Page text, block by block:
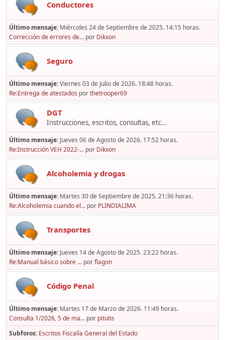
Conductores
Último mensaje: Miércoles 24 de Septiembre de 2025. 14:15 horas.
Corrección de errores de... por Dikxon
Seguro
Último mensaje:Viernes 03 de Julio de 2026. 18:48 horas.
Re:Entrega de atestados porthetrooper69
DGT
Instrucciones, escritos, consultas, etc...
Último mensaje: Jueves 06 de Agosto de 2026. 17:52 horas.
Re:Instrucción VEH 2022-... por Dikxon
Alcoholemia y drogas
Último mensaje: Martes 30 de Septiembre de 2025. 21:36 horas.
Re:Alcoholemia cuando el... por PLINDIALIMA
Transportes
Último mensaje: Jueves 14 de Agosto de 2025. 23:22 horas.
Re:Manual básico sobre ... porflagon
Código Penal
Último mensaje: Martes 17 de Marzo de 2026. 11:49 horas.
Consulta 1/2026, 5 de ma... por pitutis
Subforos Escritos Fiscalía General del Estado